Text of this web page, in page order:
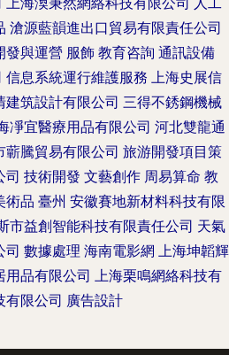
滄源藍韻進出口貿易有限責任公司
發與運營 服飾 教育咨詢 通訊設備
信息系統運行維護服務 上海史展信
建筑設計有限公司 三得不銹鋼機械
凈宜醫療用品有限公司 河北雙龍通
蘄騰貿易有限公司 旅游開發項目策
司 技術開發 文藝創作 周易算命 教
術品 臺州 安徽賽地新材料科技有限
市益創智能科技有限責任公司 天氣
司 數據處理 海南電影網 上海坤韜輝
用品有限公司 上海栗鳴網絡科技有
有限公司 廣告設計